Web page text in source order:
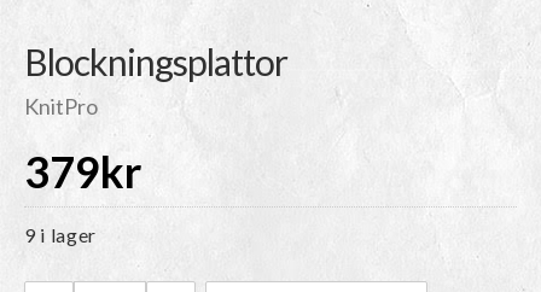
Blockningsplattor
KnitPro
379kr
9 i lager